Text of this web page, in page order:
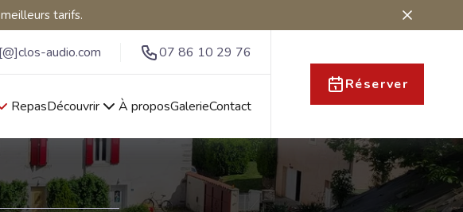
tarifs.
audio.com 07 86 10 29 76
RepasDécouvrir À proposGalerieContact
Réserver